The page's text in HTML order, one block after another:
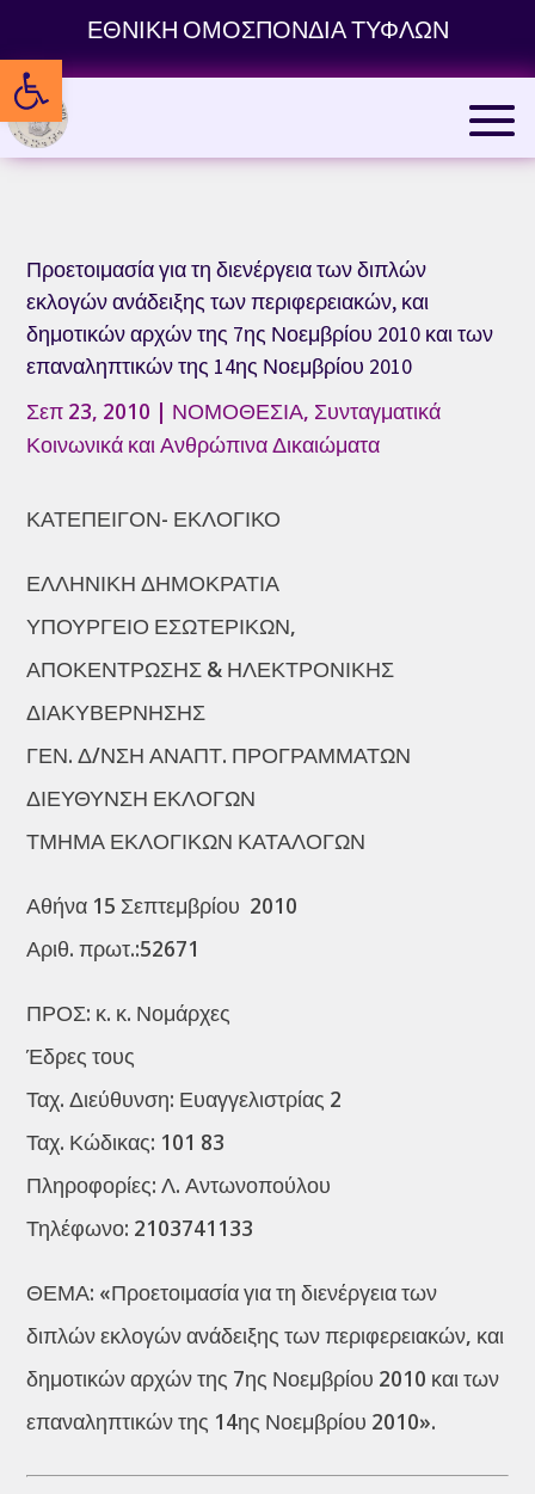
content
Ανοίξτε τη γραμμή εργαλείων
ΕΘΝΙΚΗ ΟΜΟΣΠΟΝΔΙΑ ΤΥΦΛΩΝ
Προετοιμασία για τη διενέργεια των διπλών
εκλογών ανάδειξης των περιφερειακών, και
δημοτικών αρχών της 7ης Νοεμβρίου 2010 και των
επαναληπτικών της 14ης Νοεμβρίου 2010
Σεπ 23, 2010 | ΝΟΜΟΘΕΣΙΑ, Συνταγματικά
Κοινωνικά και Ανθρώπινα Δικαιώματα
ΚΑΤΕΠΕΙΓΟΝ- ΕΚΛΟΓΙΚΟ
ΕΛΛΗΝΙΚΗ ΔΗΜΟΚΡΑΤΙΑ
ΥΠΟΥΡΓΕΙΟ ΕΣΩΤΕΡΙΚΩΝ,
ΑΠΟΚΕΝΤΡΩΣΗΣ & ΗΛΕΚΤΡΟΝΙΚΗΣ
ΔΙΑΚΥΒΕΡΝΗΣΗΣ
ΓΕΝ. Δ/ΝΣΗ ΑΝΑΠΤ. ΠΡΟΓΡΑΜΜΑΤΩΝ
ΔΙΕΥΘΥΝΣΗ ΕΚΛΟΓΩΝ
ΤΜΗΜΑ ΕΚΛΟΓΙΚΩΝ ΚΑΤΑΛΟΓΩΝ
Αθήνα 15 Σεπτεμβρίου 2010
Αριθ. πρωτ.:52671
ΠΡΟΣ: κ. κ. Νομάρχες
Έδρες τους
Ταχ. Διεύθυνση: Ευαγγελιστρίας 2
Ταχ. Κώδικας: 101 83
Πληροφορίες: Λ. Αντωνοπούλου
Τηλέφωνο: 2103741133
ΘΕΜΑ: «Προετοιμασία για τη διενέργεια των
διπλών εκλογών ανάδειξης των περιφερειακών, και
δημοτικών αρχών της 7ης Νοεμβρίου 2010 και των
επαναληπτικών της 14ης Νοεμβρίου 2010».